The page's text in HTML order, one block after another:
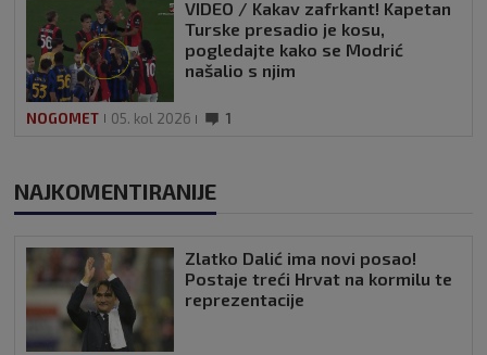
VIDEO / Kakav zafrkant! Kapetan
Turske presadio je kosu,
pogledajte kako se Modrić
našalio s njim
NOGOMET 05. kol 2026 1
NAJKOMENTIRANIJE
Zlatko Dalić ima novi posao!
Postaje treći Hrvat na kormilu te
reprezentacije